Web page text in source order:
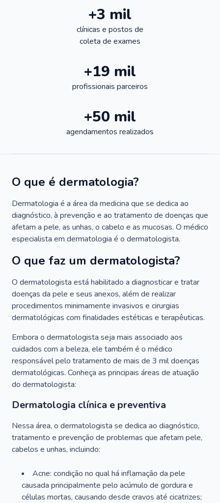
+3 mil
clínicas e postos de
coleta de exames
+19 mil
profissionais parceiros
+50 mil
agendamentos realizados
O que é dermatologia?
Dermatologia é a área da medicina que se dedica ao
diagnóstico, à prevenção e ao tratamento de doenças que
afetam a pele, as unhas, o cabelo e as mucosas. O médico
especialista em dermatologia é o dermatologista.
O que faz um dermatologista?
O dermatologista está habilitado a diagnosticar e tratar
doenças da pele e seus anexos, além de realizar
procedimentos minimamente invasivos e cirurgias
dermatológicas com finalidades estéticas e terapêuticas.
Embora o dermatologista seja mais associado aos
cuidados com a beleza, ele também é o médico
responsável pelo tratamento de mais de 3 mil doenças
dermatológicas. Conheça as principais áreas de atuação
do dermatologista:
Dermatologia clínica e preventiva
Nessa área, o dermatologista se dedica ao diagnóstico,
tratamento e prevenção de problemas que afetam pele,
cabelos e unhas, incluindo:
Acne: condição no qual há inflamação da pele
causada principalmente pelo acúmulo de gordura e
células mortas, causando desde cravos até cicatrizes;